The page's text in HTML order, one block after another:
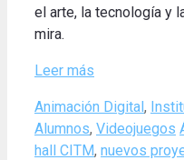
el arte, la tecnología y
mira.
Leer más
Categories
Animación Digital,
Alumnos, Videojuegos
hall CITM, nuevos